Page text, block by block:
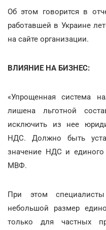
Об этом говорится в
работавшей в Украине
на сайте организации.
ВЛИЯНИЕ НА БИЗНЕС:
«Упрощенная система
лишена льготной
исключить из нее
НДС. Должно быть
значение НДС и единого
МВФ.
При этом
небольшой размер
только для частных